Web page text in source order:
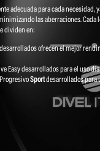
adecuada para cada necesidad,
las aberraciones. Cada
dividen en:
ofrecen el mejor
Easy desarrollados para el uso
Sportdesarrollados para